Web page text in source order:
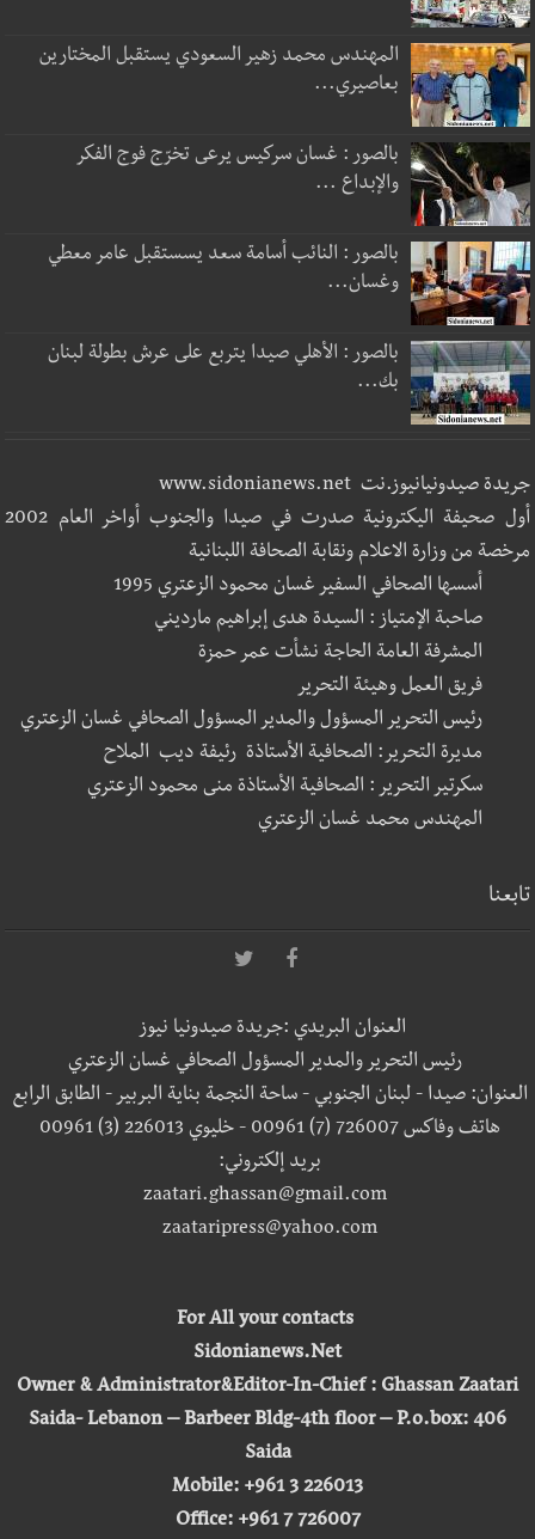
المهندس محمد زهير السعودي يستقبل المختارين
بعاصيري...
بالصور : غسان سركيس يرعى تخرّج فوج الفكر
والإبداع ...
بالصور : النائب أسامة سعد يسستقبل عامر معطي
وغسان...
بالصور : الأهلي صيدا يتربع على عرش بطولة لبنان
بك...
جريدة صيدونيانيوز.نت www.sidonianews.net
أول صحيفة اليكترونية صدرت في صيدا والجنوب أواخر العام 2002
مرخصة من وزارة الاعلام ونقابة الصحافة اللبنانية
أسسها الصحافي السفير غسان محمود الزعتري 1995
صاحبة الإمتياز : السيدة هدى إبراهيم مارديني
المشرفة العامة الحاجة نشأت عمر حمزة
فريق العمل وهيئة التحرير
رئيس التحرير المسؤول والمدير المسؤول الصحافي غسان الزعتري
مديرة التحرير: الصحافية الأستاذة رئيفة ديب الملاح
سكرتير التحرير : الصحافية الأستاذة منى محمود الزعتري
المهندس محمد غسان الزعتري
تابعنا
العنوان البريدي :جريدة صيدونيا نيوز
رئيس التحرير والمدير المسؤول الصحافي غسان الزعتري
العنوان: صيدا - لبنان الجنوبي - ساحة النجمة بناية البربير - الطابق الرابع
هاتف وفاكس 726007 (7) 00961 - خليوي 226013 (3) 00961
بريد إلكتروني:
zaatari.ghassan@gmail.com
zaataripress@yahoo.com
For All your contacts
Sidonianews.Net
Owner & Administrator&Editor-In-Chief : Ghassan Zaatari
Saida- Lebanon – Barbeer Bldg-4th floor – P.o.box: 406
Saida
Mobile: +961 3 226013
Office: +961 7 726007